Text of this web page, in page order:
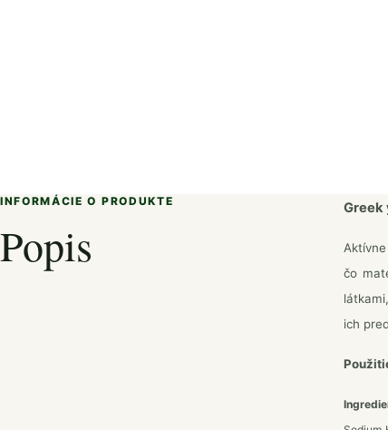
INFORMÁCIE O PRODUKTE
Popis
Greek
čo
ich